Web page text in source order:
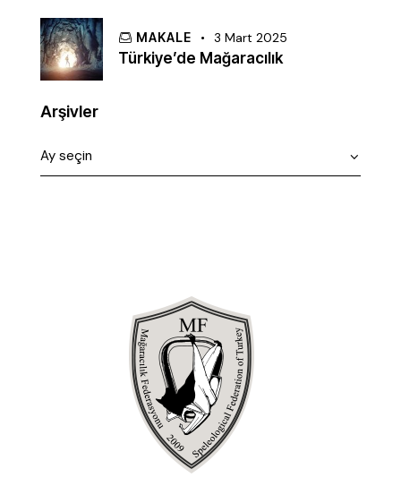
MAKALE 3 Mart 2025
Türkiye’de Mağaracılık
Arşivler